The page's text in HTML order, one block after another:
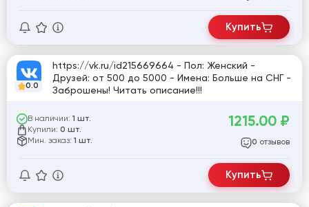
Купить
0.0
https://vk.ru/id215669664 - Пол: Женский -
Друзей: от 500 до 5000 - Имена: Больше на СНГ -
Заброшены! Читать описание!!!
В наличии: 1 шт.
Купили: 0 шт.
Мин. заказ: 1 шт.
1215.00 ₽
0 отзывов
Купить